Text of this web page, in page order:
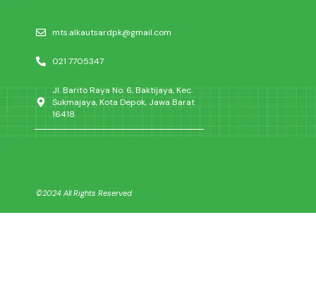
mts.alkautsardpk@gmail.com
021 7705347
Jl. Barito Raya No. 6, Baktijaya, Kec.
Sukmajaya, Kota Depok, Jawa Barat
16418
©2024 All Rights Reserved